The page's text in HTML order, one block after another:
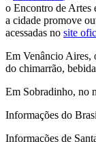
o Encontro de Artes
a cidade promove
acessadas no site
Em Venâncio Aires,
do chimarrão,
Em Sobradinho, no
Informações do
Informações de